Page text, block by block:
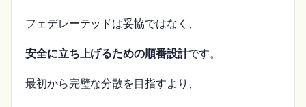
フェデレーテッドは妥協ではなく、
安全に立ち上げるための順番設計です。
最初から完璧な分散を目指すより、